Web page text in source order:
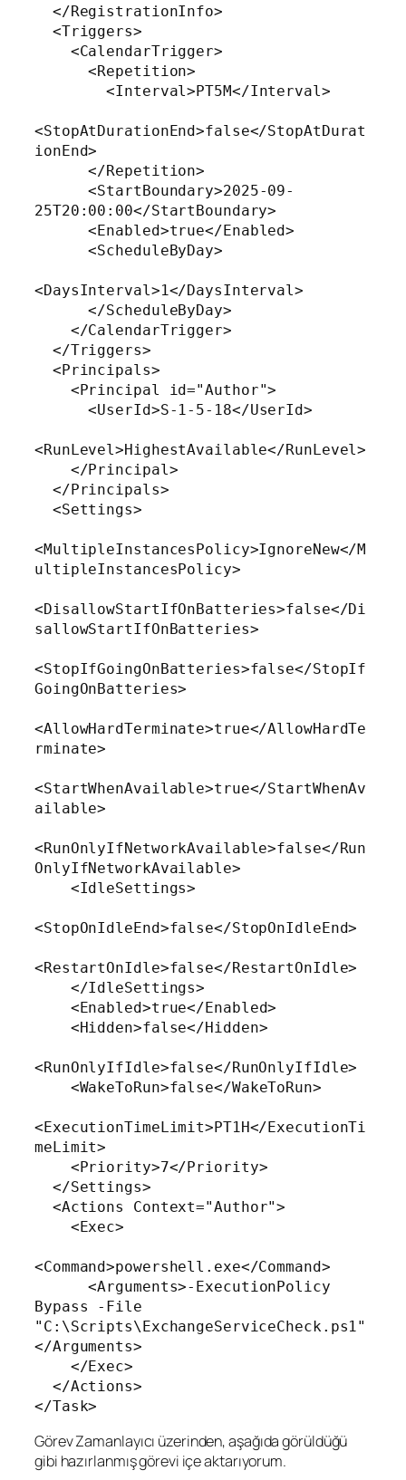
      <Repetition>
        <Interval>PT5M</Interval>
<StopAtDurationEnd>false</StopAtDurat
ionEnd>
      </Repetition>
      <StartBoundary>2025-09-
25T20:00:00</StartBoundary>
      <Enabled>true</Enabled>
      <ScheduleByDay>
<DaysInterval>1</DaysInterval>
      </ScheduleByDay>
      <UserId>S-1-5-18</UserId>
<RunLevel>HighestAvailable</RunLevel>
<MultipleInstancesPolicy>IgnoreNew</M
ultipleInstancesPolicy>
<DisallowStartIfOnBatteries>false</Di
sallowStartIfOnBatteries>
<StopIfGoingOnBatteries>false</StopIf
GoingOnBatteries>
<AllowHardTerminate>true</AllowHardTe
rminate>
<StartWhenAvailable>true</StartWhenAv
ailable>
<RunOnlyIfNetworkAvailable>false</Run
OnlyIfNetworkAvailable>
<StopOnIdleEnd>false</StopOnIdleEnd>
<RestartOnIdle>false</RestartOnIdle>
<RunOnlyIfIdle>false</RunOnlyIfIdle>
<ExecutionTimeLimit>PT1H</ExecutionTi
meLimit>
<Command>powershell.exe</Command>
      <Arguments>-ExecutionPolicy
Bypass -File
"C:\Scripts\ExchangeServiceCheck.ps1"
</Arguments>
Görev Zamanlayıcı üzerinden, aşağıda görüldüğü
gibi hazırlanmış görevi içe aktarıyorum.